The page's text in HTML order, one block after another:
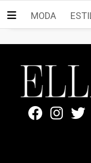
MODA